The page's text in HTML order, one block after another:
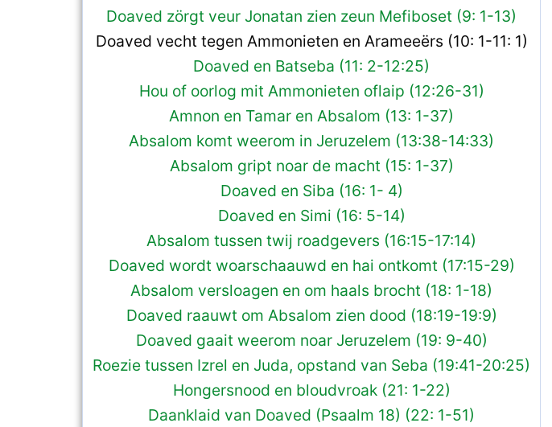
Doaved zörgt veur Jonatan zien zeun Mefiboset (9: 1-13)
Doaved vecht tegen Ammonieten en Arameeërs (10: 1-11: 1)
Doaved en Batseba (11: 2-12:25)
Hou of oorlog mit Ammonieten oflaip (12:26-31)
Amnon en Tamar en Absalom (13: 1-37)
Absalom komt weerom in Jeruzelem (13:38-14:33)
Absalom gript noar de macht (15: 1-37)
Doaved en Siba (16: 1- 4)
Doaved en Simi (16: 5-14)
Absalom tussen twij roadgevers (16:15-17:14)
Doaved wordt woarschaauwd en hai ontkomt (17:15-29)
Absalom versloagen en om haals brocht (18: 1-18)
Doaved raauwt om Absalom zien dood (18:19-19:9)
Doaved gaait weerom noar Jeruzelem (19: 9-40)
Roezie tussen Izrel en Juda, opstand van Seba (19:41-20:25)
Hongersnood en bloudvroak (21: 1-22)
Daanklaid van Doaved (Psaalm 18) (22: 1-51)